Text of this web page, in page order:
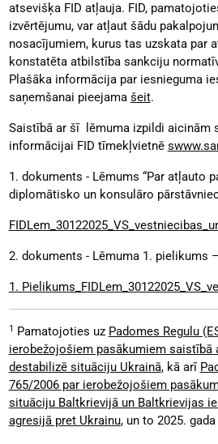
atsevišķa FID atļauja. FID,
izvērtējumu, var atļaut šādu
nosacījumiem, kurus tas uzskata par
konstatēta atbilstība sankciju
Plašāka informācija par iesnieguma
saņemšanai pieejama šeit.
Saistībā ar šī lēmuma izpildi aicinām
informācijai FID tīmekļvietnē
1. dokuments - Lēmums “Par atļauto
diplomātisko un konsulāro
2. dokuments - Lēmuma 1. pielikums
1.
1 Pamatojoties uz Padomes Regulu
ierobežojošiem pasākumiem saistībā
destabilizē situāciju Ukrainā, kā arī
765/2006 par ierobežojošiem
situāciju Baltkrievijā un Baltkrievijas
agresijā pret Ukrainu, un to 2025.